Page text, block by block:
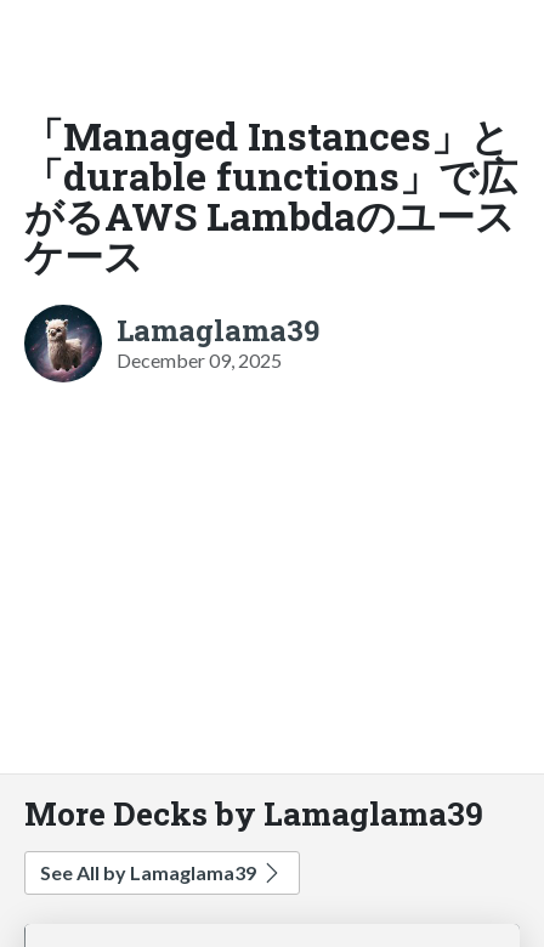
「Managed Instances」と
「durable functions」で広
がるAWS Lambdaのユース
ケース
Lamaglama39
December 09, 2025
More Decks by Lamaglama39
See All by Lamaglama39